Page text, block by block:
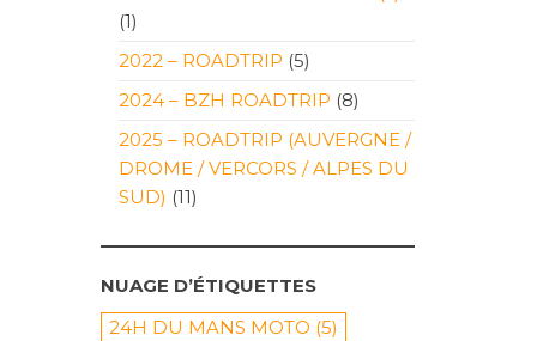
(1)
2022 – ROADTRIP (5)
2024 – BZH ROADTRIP (8)
2025 – ROADTRIP (AUVERGNE /
DROME / VERCORS / ALPES DU
SUD) (11)
NUAGE D’ÉTIQUETTES
24H DU MANS MOTO (5)